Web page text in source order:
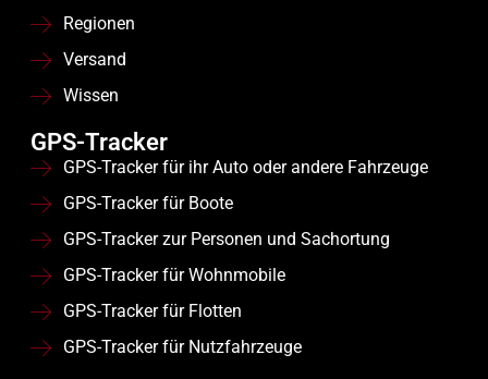
Regionen
Versand
Wissen
GPS-Tracker
GPS-Tracker für ihr Auto oder andere Fahrzeuge
GPS-Tracker für Boote
GPS-Tracker zur Personen und Sachortung
GPS-Tracker für Wohnmobile
GPS-Tracker für Flotten
GPS-Tracker für Nutzfahrzeuge